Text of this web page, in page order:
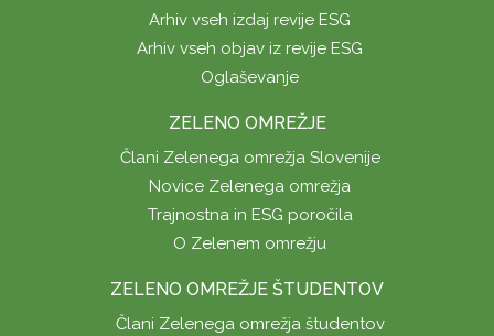
Arhiv vseh izdaj revije ESG
Arhiv vseh objav iz revije ESG
Oglaševanje
ZELENO OMREŽJE
Člani Zelenega omrežja Slovenije
Novice Zelenega omrežja
Trajnostna in ESG poročila
O Zelenem omrežju
ZELENO OMREŽJE ŠTUDENTOV
Člani Zelenega omrežja študentov